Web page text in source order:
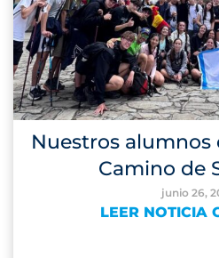
Nuestros alumnos
Camino de
junio 26,
LEER NOTICIA